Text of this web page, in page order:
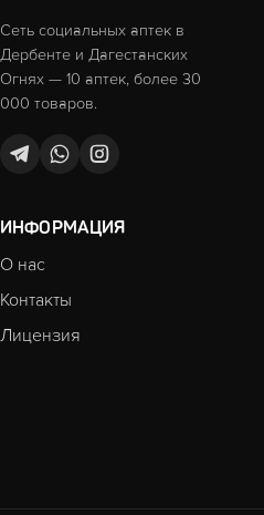
Сеть социальных аптек в
Дербенте и Дагестанских
Огнях — 10 аптек, более 30
000 товаров.
ИНФОРМАЦИЯ
О нас
Контакты
Лицензия